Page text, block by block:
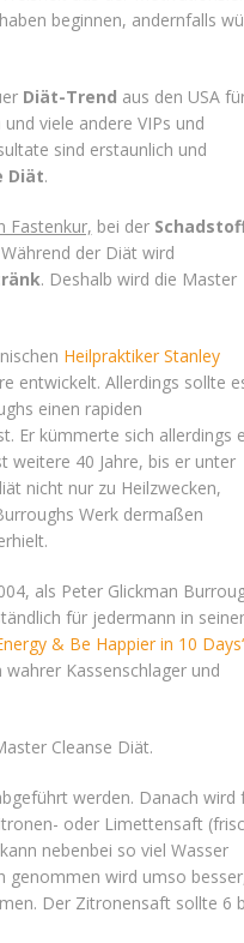
beginnen, andernfalls
Diät-Trend aus den USA
viele andere VIPs und
sind erstaunlich und
Diät.
Fastenkur, bei der
der Diät wird
. Deshalb wird die Master
Heilpraktiker Stanley
entwickelt. Allerdings sollte
einen rapiden
Er kümmerte sich allerdings
weitere 40 Jahre, bis er unter
nicht nur zu Heilzwecken,
Werk dermaßen
als Peter Glickman
für jedermann in
& Be Happier in 10
Kassenschlager und
Cleanse Diät.
werden. Danach wird
oder Limettensaft
nebenbei so viel Wasser
genommen wird umso
Der Zitronensaft sollte 6